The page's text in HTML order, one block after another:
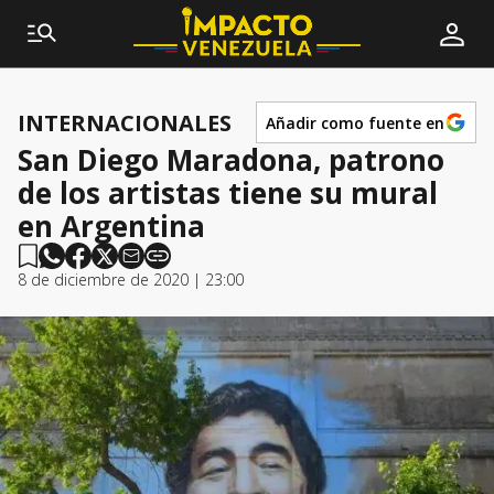
INTERNACIONALES Añadir como fuente en
San Diego Maradona, patrono
de los artistas tiene su mural
en Argentina
8 de diciembre de 2020 | 23:00